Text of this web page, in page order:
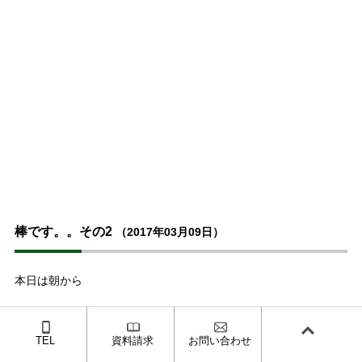
棒です。。その2 （2017年03月09日）
本日は朝から
日経新聞社主催の
TEL 資料請求 お問い合わせ